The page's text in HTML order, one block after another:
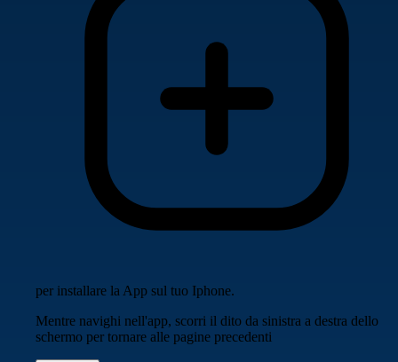
per installare la App sul tuo Iphone.
Mentre navighi nell'app, scorri il dito da sinistra a destra dello
schermo per tornare alle pagine precedenti